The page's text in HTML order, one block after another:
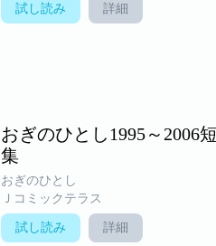
試し読み 詳細
おぎのひとし1995～2006
集
おぎのひとし
Ｊコミックテラス
試し読み 詳細